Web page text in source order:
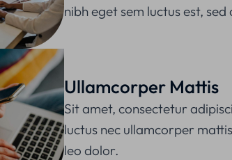
nibh eget sem luctus est, sed
Ullamcorper Mattis
Sit amet, consectetur
luctus nec ullamcorper
leo dolor.